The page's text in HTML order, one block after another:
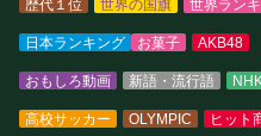
歴代１位 世界の国旗 世界ラン
日本ランキング お菓子 AKB48
おもしろ動画 新語・流行語
高校サッカー OLYMPIC ヒット